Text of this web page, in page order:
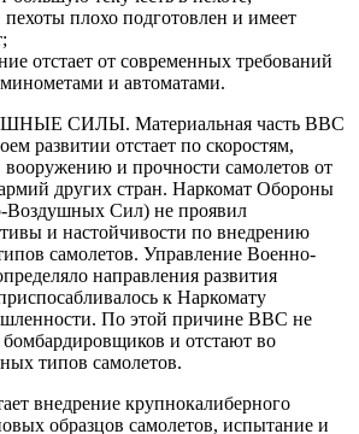
плохо подготовлен и имеет
отстает от современных требований
и автоматами.
СИЛЫ. Материальная часть ВВС
развитии отстает по скоростям,
и прочности самолетов от
других стран. Наркомат Обороны
Воздушных Сил) не проявил
и настойчивости по внедрению
самолетов. Управление Военно-
направления развития
к Наркомату
По этой причине ВВС не
и отстают во
типов самолетов.
внедрение крупнокалиберного
образцов самолетов, испытание и